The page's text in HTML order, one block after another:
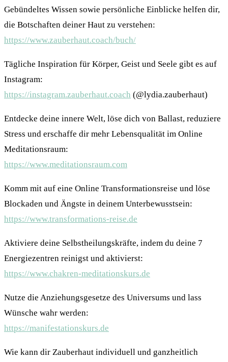
Gebündeltes Wissen sowie persönliche Einblicke helfen dir,
die Botschaften deiner Haut zu verstehen:
https://www.zauberhaut.coach/buch/
Tägliche Inspiration für Körper, Geist und Seele gibt es auf
Instagram:
https://instagram.zauberhaut.coach (@lydia.zauberhaut)
Entdecke deine innere Welt, löse dich von Ballast, reduziere
Stress und erschaffe dir mehr Lebensqualität im Online
Meditationsraum:
https://www.meditationsraum.com
Komm mit auf eine Online Transformationsreise und löse
Blockaden und Ängste in deinem Unterbewusstsein:
https://www.transformations-reise.de
Aktiviere deine Selbstheilungskräfte, indem du deine 7
Energiezentren reinigst und aktivierst:
https://www.chakren-meditationskurs.de
Nutze die Anziehungsgesetze des Universums und lass
Wünsche wahr werden:
https://manifestationskurs.de
Wie kann dir Zauberhaut individuell und ganzheitlich